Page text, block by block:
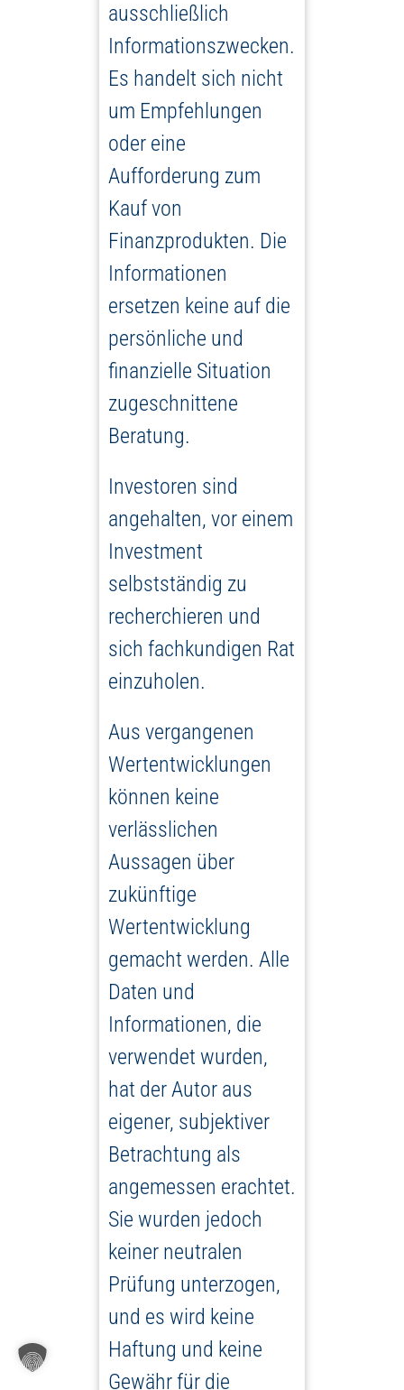
ausschließlich
Informationszwecken.
Es handelt sich nicht
um Empfehlungen
oder eine
Aufforderung zum
Kauf von
Finanzprodukten. Die
Informationen
ersetzen keine auf die
persönliche und
finanzielle Situation
zugeschnittene
Beratung.
Investoren sind
angehalten, vor einem
Investment
selbstständig zu
recherchieren und
sich fachkundigen Rat
einzuholen.
Aus vergangenen
Wertentwicklungen
können keine
verlässlichen
Aussagen über
zukünftige
Wertentwicklung
gemacht werden. Alle
Daten und
Informationen, die
verwendet wurden,
hat der Autor aus
eigener, subjektiver
Betrachtung als
angemessen erachtet.
Sie wurden jedoch
keiner neutralen
Prüfung unterzogen,
und es wird keine
Haftung und keine
Gewähr für die